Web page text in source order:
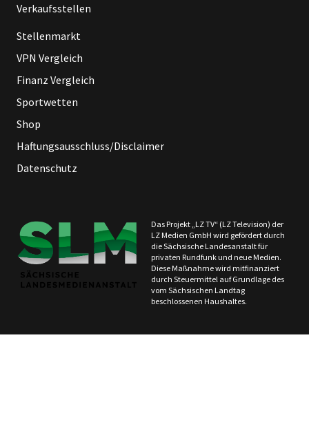
Verkaufsstellen
Stellenmarkt
VPN Vergleich
Finanz Vergleich
Sportwetten
Shop
Haftungsausschluss/Disclaimer
Datenschutz
Das Projekt „LZ TV“ (LZ Television) der
LZ Medien GmbH wird gefördert durch
die Sächsische Landesanstalt für
privaten Rundfunk und neue Medien.
Diese Maßnahme wird mitfinanziert
durch Steuermittel auf Grundlage des
vom Sächsischen Landtag
beschlossenen Haushaltes.